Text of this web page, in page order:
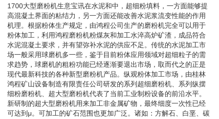
1700大型磨粉机生意宝讯在水泥和中，超细粉填料，一方面能够提
高混凝土界面的粘结力，另一方面还能改善水泥浆流变性能的作用
机理。根据粉体生产规定，由鸿程公司生产的磨粉机完全可以用于
粉体加工，利用鸿程磨粉机粉煤灰和加工水淬高炉矿渣，成品符合
水泥混凝土要求，并有望弥补水泥的供应不足。传统的水泥加工市
场一般采用球磨机多一些，鉴于目前粉体应用领域对超细粒子的需
求趋势，球磨机的粗粉功能已经逐渐要退出市场，取而代之的正是
现代最新科技的各种新型磨粉机产品。纵观粉体加工市场，由桂林
鸿程矿山设备制造有限责任公司研发的系列超细磨粉机、系列纵摆
细粉磨粉机、超大型磨粉机代表了当前工业制粉设备的前沿水平。
新研制的超大型磨粉机用来加工非金属矿物，最终细度一次性已经
可达到μ。可加工的矿石范围也更加广泛。诸如：方解石、白垩、碳